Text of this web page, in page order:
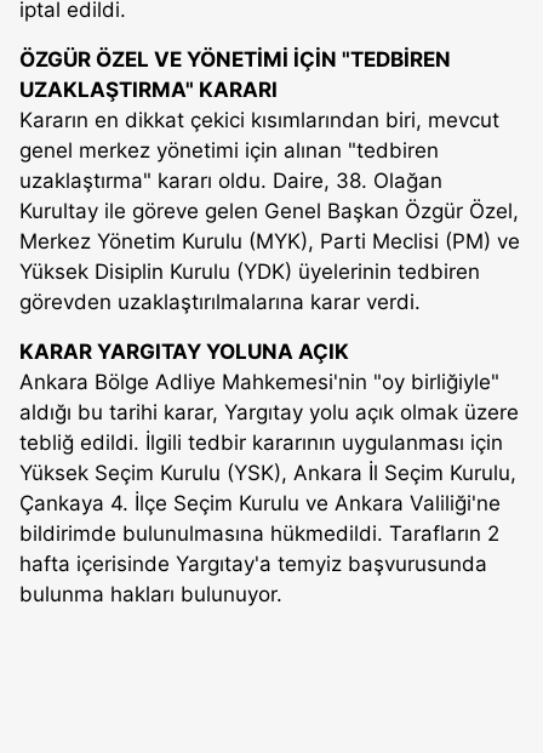
iptal edildi.
ÖZGÜR ÖZEL VE YÖNETİMİ İÇİN "TEDBİREN
UZAKLAŞTIRMA" KARARI
Kararın en dikkat çekici kısımlarından biri, mevcut
genel merkez yönetimi için alınan "tedbiren
uzaklaştırma" kararı oldu. Daire, 38. Olağan
Kurultay ile göreve gelen Genel Başkan Özgür Özel,
Merkez Yönetim Kurulu (MYK), Parti Meclisi (PM) ve
Yüksek Disiplin Kurulu (YDK) üyelerinin tedbiren
görevden uzaklaştırılmalarına karar verdi.
KARAR YARGITAY YOLUNA AÇIK
Ankara Bölge Adliye Mahkemesi'nin "oy birliğiyle"
aldığı bu tarihi karar, Yargıtay yolu açık olmak üzere
tebliğ edildi. İlgili tedbir kararının uygulanması için
Yüksek Seçim Kurulu (YSK), Ankara İl Seçim Kurulu,
Çankaya 4. İlçe Seçim Kurulu ve Ankara Valiliği'ne
bildirimde bulunulmasına hükmedildi. Tarafların 2
hafta içerisinde Yargıtay'a temyiz başvurusunda
bulunma hakları bulunuyor.